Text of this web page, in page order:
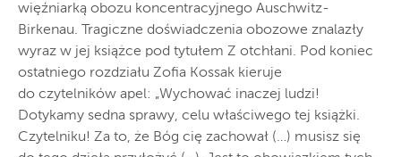
więźniarką obozu koncentracyjnego Auschwitz-
Birkenau. Tragiczne doświadczenia obozowe znalazły
wyraz w jej książce pod tytułem Z otchłani. Pod koniec
ostatniego rozdziału Zofia Kossak kieruje
do czytelników apel: „Wychować inaczej ludzi!
Dotykamy sedna sprawy, celu właściwego tej książki.
Czytelniku! Za to, że Bóg cię zachował (…) musisz się